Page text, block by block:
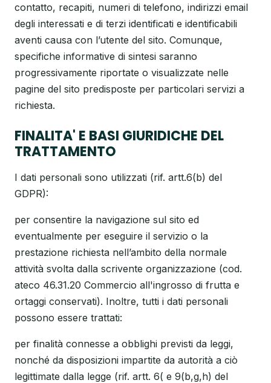
contatto, recapiti, numeri di telefono, indirizzi email
degli interessati e di terzi identificati e identificabili
aventi causa con l’utente del sito. Comunque,
specifiche informative di sintesi saranno
progressivamente riportate o visualizzate nelle
pagine del sito predisposte per particolari servizi a
richiesta.
FINALITA' E BASI GIURIDICHE DEL
TRATTAMENTO
I dati personali sono utilizzati (rif. artt.6(b) del
GDPR):
per consentire la navigazione sul sito ed
eventualmente per eseguire il servizio o la
prestazione richiesta nell’ambito della normale
attività svolta dalla scrivente organizzazione (cod.
ateco 46.31.20 Commercio all'ingrosso di frutta e
ortaggi conservati). Inoltre, tutti i dati personali
possono essere trattati:
per finalità connesse a obblighi previsti da leggi,
nonché da disposizioni impartite da autorità a ciò
legittimate dalla legge (rif. artt. 6( e 9(b,g,h) del